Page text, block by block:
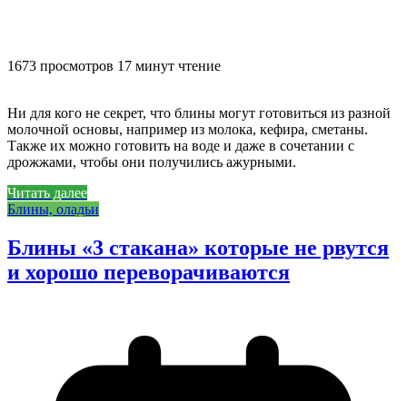
1673 просмотров 17 минут чтение
Ни для кого не секрет, что блины могут готовиться из разной
молочной основы, например из молока, кефира, сметаны.
Также их можно готовить на воде и даже в сочетании с
дрожжами, чтобы они получились ажурными.
Читать далее
Блины, оладьи
Блины «3 стакана» которые не рвутся
и хорошо переворачиваются